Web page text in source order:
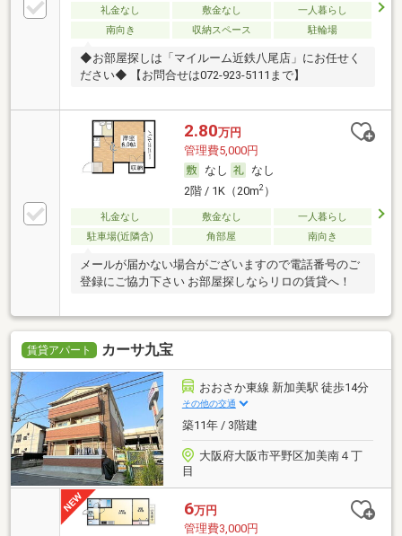
礼金なし 敷金なし
一人暮らし
南向き
収納スペース 駐輪場
◆お部屋探しは「マイルーム近鉄八尾店」にお任せく
ださい◆ 【お問合せは072-923-5111まで】
2.80万円
管理費5,000円
なし
なし
2階 / 1K（20m2）
礼金なし 敷金なし
一人暮らし
駐車場(近隣含)
角部屋 南向き
メールが届かない場合がございますので電話番号のご
登録にご協力下さい お部屋探しならリロの賃貸へ！
賃貸アパート カーサ九宝
おおさか東線 新加美駅 徒歩14分
その他の交通
築11年 / 3階建
大阪府大阪市平野区加美南４丁
目
6万円
管理費3,000円